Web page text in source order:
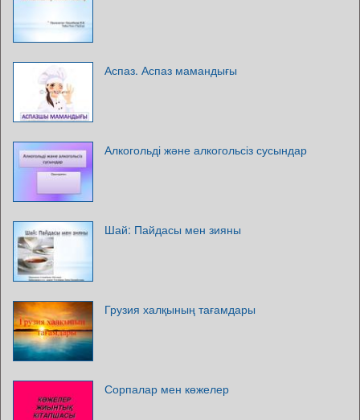
Аспаз. Аспаз мамандығы
Алкогольді және алкогольсіз сусындар
Шай: Пайдасы мен зияны
Грузия халқының тағамдары
Сорпалар мен көжелер